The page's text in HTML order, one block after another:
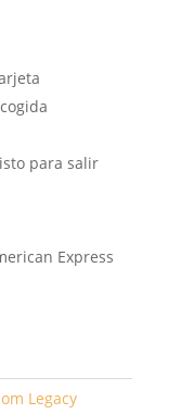
para salir
Legacy